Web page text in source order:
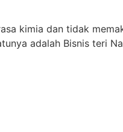
kimia dan tidak
adalah Bisnis teri